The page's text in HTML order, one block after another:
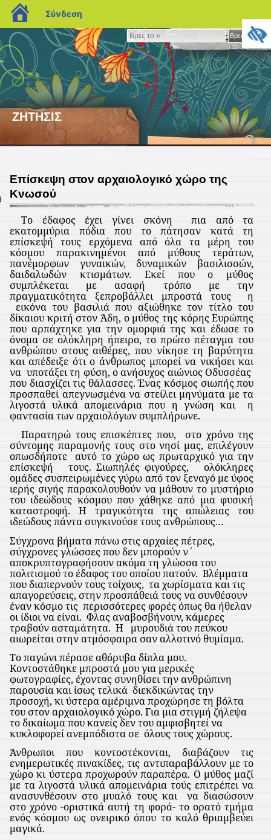
Βρες
το
»
Βρες το »
ΖΗΤΗΣΙΣ
Επίσκεψη στον αρχαιολογικό χώρο της
Κνωσού
Το έδαφος έχει γίνει σκόνη
πια από τα
εκατομμύρια πόδια που το πάτησαν κατά τη
επίσκεψή τους ερχόμενα από όλα τα μέρη του
κόσμου παρακινημένοι από μύθους τεράτων,
πανέμορφων γυναικών, δυναμικών βασιλισσών,
δαιδαλωδών κτισμάτων. Εκεί που ο μύθος
συμπλέκεται με ασαφή τρόπο με την
πραγματικότητα ξεπροβάλλει μπροστά τους
η
εικόνα του βασιλιά που αξιώθηκε τον τίτλο του
δίκαιου κριτή στον Άδη, ο μύθος της κόρης Ευρώπης
που αρπάχτηκε για την ομορφιά της και έδωσε το
όνομα σε ολόκληρη ήπειρο, το πρώτο πέταγμα του
ανθρώπου στους αιθέρες, που νίκησε τη βαρύτητα
και απέδειξε ότι ο άνθρωπος μπορεί να νικήσει και
να υποτάξει τη φύση, ο ανήσυχος αιώνιος Οδυσσέας
που διασχίζει τις θάλασσες. Ένας κόσμος σιωπής που
προσπαθεί απεγνωσμένα να στείλει μηνύματα με τα
λιγοστά υλικά απομεινάρια που η γνώση και
η
φαντασία των αρχαιολόγων συμπλήρωνε.
Παρατηρώ τους επισκέπτες που,
στο χρόνο της
σύντομης παραμονής τους στο νησί μας, επιλέγουν
οπωσδήποτε
αυτό το χώρο ως πρωταρχικό για την
επίσκεψή
τους. Σιωπηλές φιγούρες,
ολόκληρες
ομάδες συσπειρωμένες γύρω από τον ξεναγό με ύφος
ιερής σιγής παρακολουθούν να μάθουν το μυστήριο
του ιδεώδους κόσμου που χάθηκε από μια φυσική
καταστροφή. Η τραγικότητα της απώλειας του
ιδεώδους πάντα συγκινούσε τους ανθρώπους…
Σύγχρονα βήματα πάνω στις αρχαίες πέτρες,
σύγχρονες γλώσσες που δεν μπορούν ν΄
αποκρυπτογραφήσουν ακόμα τη γλώσσα του
πολιτισμού το έδαφος του οποίου πατούν. Βλέμματα
που διαπερνούν τους τοίχους, τα χωρίσματα και τις
απαγορεύσεις, στην προσπάθειά τους να συνθέσουν
έναν κόσμο τις περισσότερες φορές όπως θα ήθελαν
οι ίδιοι να είναι. Φλας αναβοσβήνουν, κάμερες
τραβούν ασταμάτητα. Η μυρουδιά του πεύκου
αιωρείται στην ατμόσφαιρα σαν αλλοτινό θυμίαμα.
Το παγώνι πέρασε αθόρυβα δίπλα μου.
Κοντοστάθηκε μπροστά μου για μερικές
φωτογραφίες, έχοντας συνηθίσει την ανθρώπινη
παρουσία και ίσως τελικά διεκδικώντας την
προσοχή, κι ύστερα αμέριμνα προχώρησε τη βόλτα
του στον αρχαιολογικό χώρο. Για μια στιγμή ζήλεψα
το δικαίωμα που κανείς δεν του αμφισβητεί να
κυκλοφορεί ανεμπόδιστα σε όλους τους χώρους.
Άνθρωποι που κοντοστέκονται, διαβάζουν τις
ενημερωτικές πινακίδες, τις αντιπαραβάλλουν με το
χώρο κι ύστερα προχωρούν παραπέρα. Ο μύθος μαζί
με τα λιγοστά υλικά απομεινάρια τούς επιτρέπει να
ανασυνθέσουν στο μυαλό τους και
να διασώσουν
στο χρόνο -οριστικά αυτή τη φορά- το ορατό τμήμα
ενός κόσμου ως ονειρικό όπου το καλό θριαμβεύει
μαγικά.
blogs.sch.gr
Σύνδεση